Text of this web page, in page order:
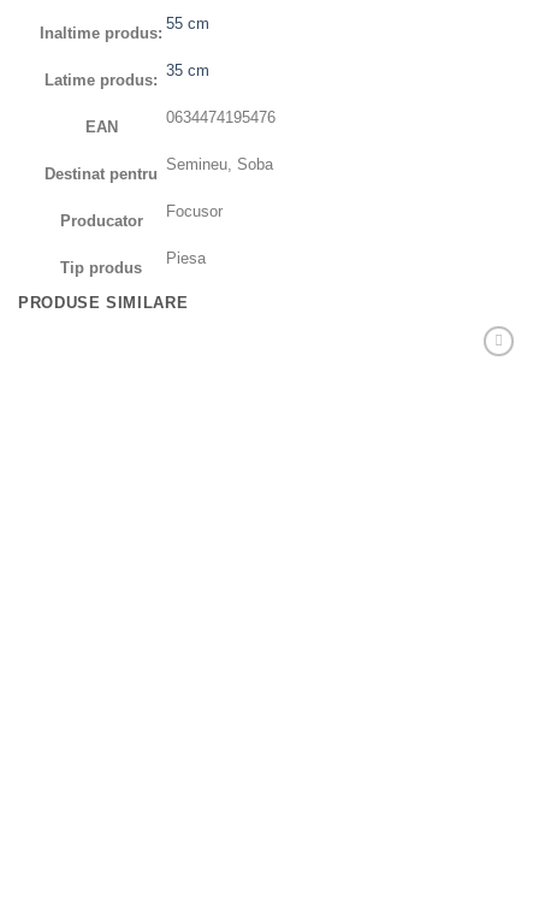
Inaltime produs:
55 cm
Latime produs:
35 cm
EAN
0634474195476
Destinat pentru
Semineu, Soba
Producator
Focusor
Tip produs
Piesa
PRODUSE SIMILARE